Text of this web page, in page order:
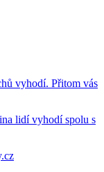
vyhodí. Přitom vás
lidí vyhodí spolu s